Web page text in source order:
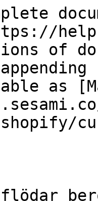
of
as
flödar